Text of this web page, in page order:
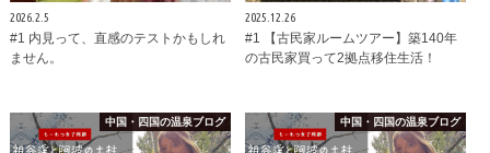
2026.2.5
#1 内見って、直感のテストかもしれ
ません。
2025.12.26
#1 【古民家ルームツアー】築140年
の古民家買って2拠点移住生活！
中国・四国の温泉ブログ 中国・四国の温泉ブログ